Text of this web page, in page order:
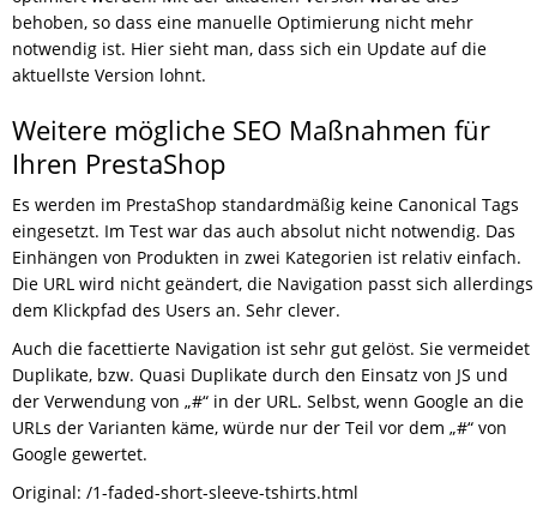
behoben, so dass eine manuelle Optimierung nicht mehr
notwendig ist. Hier sieht man, dass sich ein Update auf die
aktuellste Version lohnt.
Weitere mögliche SEO Maßnahmen für
Ihren PrestaShop
Es werden im PrestaShop standardmäßig keine Canonical Tags
eingesetzt. Im Test war das auch absolut nicht notwendig. Das
Einhängen von Produkten in zwei Kategorien ist relativ einfach.
Die URL wird nicht geändert, die Navigation passt sich allerdings
dem Klickpfad des Users an. Sehr clever.
Auch die facettierte Navigation ist sehr gut gelöst. Sie vermeidet
Duplikate, bzw. Quasi Duplikate durch den Einsatz von JS und
der Verwendung von „#“ in der URL. Selbst, wenn Google an die
URLs der Varianten käme, würde nur der Teil vor dem „#“ von
Google gewertet.
Original: /1-faded-short-sleeve-tshirts.html